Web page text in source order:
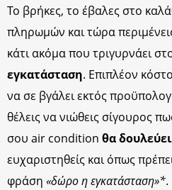
Το βρήκες, το έβαλες στο
πληρωμών και τώρα
κάτι ακόμα που τριγυρνάει
εγκατάσταση. Επιπλέον
να σε βγάλει εκτός
θέλεις να νιώθεις σίγουρος
σου air condition θα
ευχαριστηθείς και όπως
φράση «δώρο η εγκατάσταση»*.